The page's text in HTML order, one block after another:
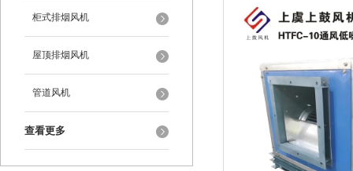
柜式排烟风机
屋顶排烟风机
管道风机
查看更多